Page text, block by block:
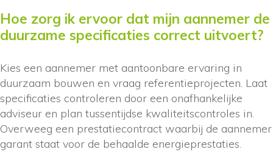
Hoe zorg ik ervoor dat mijn aannemer de
duurzame specificaties correct uitvoert?
Kies een aannemer met aantoonbare ervaring in
duurzaam bouwen en vraag referentieprojecten. Laat
specificaties controleren door een onafhankelijke
adviseur en plan tussentijdse kwaliteitscontroles in.
Overweeg een prestatiecontract waarbij de aannemer
garant staat voor de behaalde energieprestaties.